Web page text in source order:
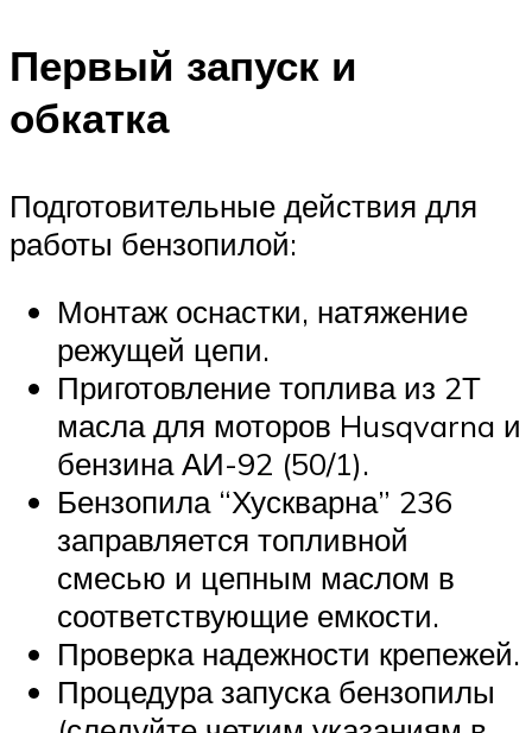
Первый запуск и
обкатка
Подготовительные действия для
работы бензопилой:
Монтаж оснастки, натяжение
режущей цепи.
Приготовление топлива из 2Т
масла для моторов Husqvarna и
бензина АИ-92 (50/1).
Бензопила “Хускварна” 236
заправляется топливной
смесью и цепным маслом в
соответствующие емкости.
Проверка надежности крепежей.
Процедура запуска бензопилы